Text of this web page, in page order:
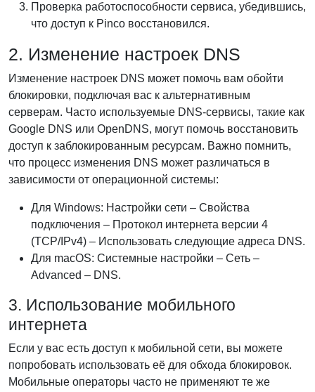
Проверка работоспособности сервиса, убедившись,
что доступ к Pinco восстановился.
2. Изменение настроек DNS
Изменение настроек DNS может помочь вам обойти
блокировки, подключая вас к альтернативным
серверам. Часто используемые DNS-сервисы, такие как
Google DNS или OpenDNS, могут помочь восстановить
доступ к заблокированным ресурсам. Важно помнить,
что процесс изменения DNS может различаться в
зависимости от операционной системы:
Для Windows: Настройки сети – Свойства
подключения – Протокол интернета версии 4
(TCP/IPv4) – Использовать следующие адреса DNS.
Для macOS: Системные настройки – Сеть –
Advanced – DNS.
3. Использование мобильного
интернета
Если у вас есть доступ к мобильной сети, вы можете
попробовать использовать её для обхода блокировок.
Мобильные операторы часто не применяют те же